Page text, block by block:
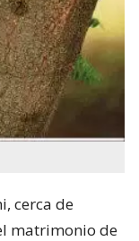
cerca de
matrimonio de